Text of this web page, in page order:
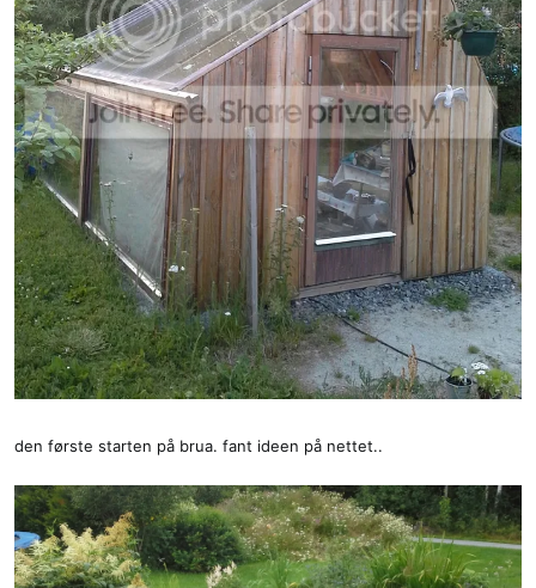
den første starten på brua. fant ideen på nettet..